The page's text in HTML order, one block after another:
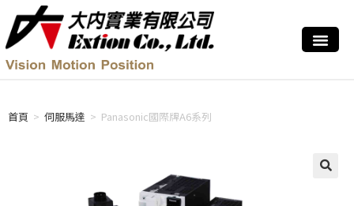
首頁 > 伺服馬達 > Panasonic國際牌A6系列